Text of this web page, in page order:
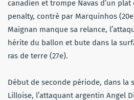
canadien et trompe Navas d’un
penalty, contré par Marquinhos
Maignan manque sa relance,
hérite du ballon et bute dans la
ras de terre (27e).
Début de seconde période, dans la
Lilloise, l’attaquant argentin Angel